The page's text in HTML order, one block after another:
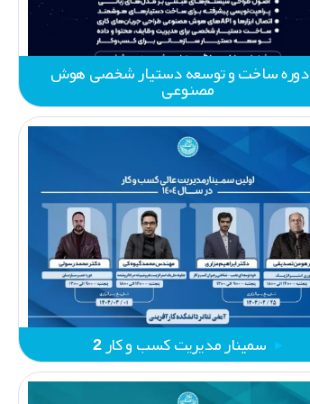
دوره ساخت و توسعه دستیار شخصی هوش
مصنوعی
سمینار مدیریت کسب و کار 2